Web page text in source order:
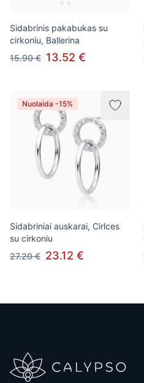
Sidabrinis pakabukas su
cirkoniu, Ballerina
15.90 € 13.52 €
Nuolaida -15%
Sidabriniai auskarai, Cirlces
su cirkoniu
27.20 € 23.12 €